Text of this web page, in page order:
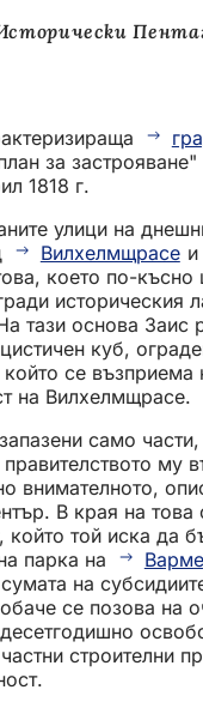
за
1818 г.
улици на
Вилхелмщрасе
което по-
историческия
основа Заис
куб,
се възприема
на Вилхелмщрасе.
само
му
внимателното,
В края на
той иска да
парка на
на
се позова на
строителни